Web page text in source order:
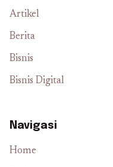
Artikel
Berita
Bisnis
Bisnis Digital
Navigasi
Home